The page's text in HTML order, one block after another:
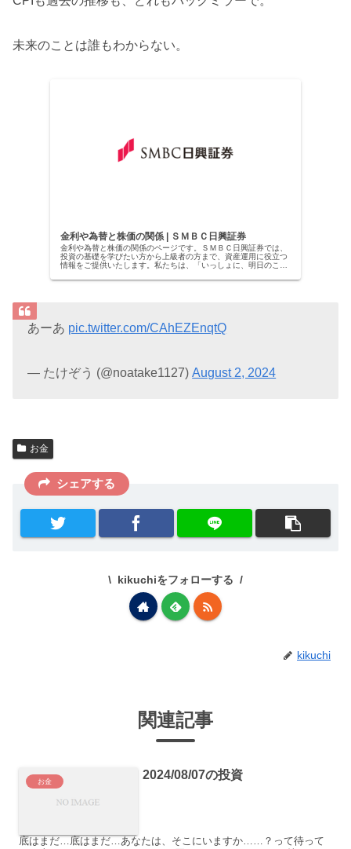
未来のことは誰もわからない。
金利や為替と株価の関係 | ＳＭＢＣ日興証券
金利や為替と株価の関係のページです。ＳＭＢＣ日興証券では、
投資の基礎を学びたい方から上級者の方まで、資産運用に役立つ
情報をご提供いたします。私たちは、「いっしょに、明日のこ
応援する三井住友フィナンシャルグループの証券会社です。
あーあ pic.twitter.com/CAhEZEnqtQ
— たけぞう (@noatake1127)August 2, 2024
お金
シェアする
kikuchiをフォローする
kikuchi
関連記事
お金 2024/08/07の投資
底はまだ…底はまだ…あなたは、そこにいますか……？って待って